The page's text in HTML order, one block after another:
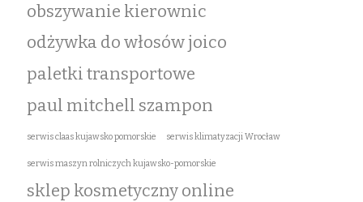
obszywanie kierownic
odżywka do włosów joico
paletki transportowe
paul mitchell szampon
serwis claas kujawsko pomorskie serwis klimatyzacji Wrocław
serwis maszyn rolniczych kujawsko-pomorskie
sklep kosmetyczny online